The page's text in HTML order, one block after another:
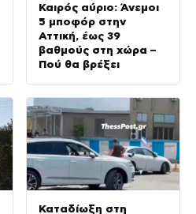
Καιρός αύριο: Άνεμοι
5 μποφόρ στην
Αττική, έως 39
βαθμούς στη χώρα –
Πού θα βρέξει
Καταδίωξη στη